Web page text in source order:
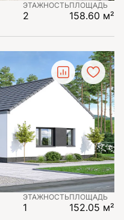
ЭТАЖНОСТЬ
2
ПЛОЩАДЬ
158.60 м²
ЭТАЖНОСТЬ
1
ПЛОЩАДЬ
152.05 м²